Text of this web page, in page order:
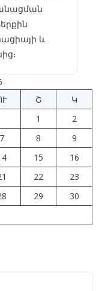
և
Շ
Կ
1
2
7 8
9
15
16
22
23
29
30